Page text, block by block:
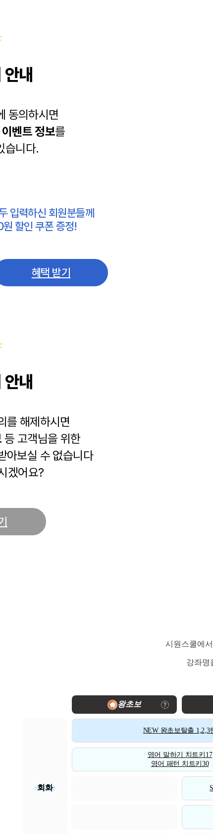
내
동의하시면
이벤트 정보를
습니다.
입력하신 회원분들께
할인 쿠폰 증정!
혜택 받기
내
를 해제하시면
등 고객님을 위한
아보실 수 없습니다
겠어요?
시원스쿨에
강좌명
왕초보
회화
NEW 왕초보탈출 1,2,3
영어 말하기 치트키17
영어 패턴 치트키30